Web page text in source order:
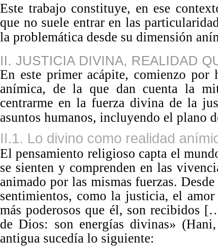
Este trabajo constituye, en ese
que no suele entrar en las
la problemática desde su dimensión
II. JUSTICIA DIVINA, REALIDAD
En este primer acápite, comienzo
anímica, de la que dan cuenta la
centrarme en la fuerza divina de la
asuntos humanos, incluyendo el plano
II.1. Lo divino como realidad
El pensamiento religioso capta el
se sienten y comprenden enlas
animado por las mismas fuerzas.
sentimientos, como la justicia, el
más poderosos que él, son recibidos
de Dios: son energías divinas»
antigua sucedía lo siguiente: